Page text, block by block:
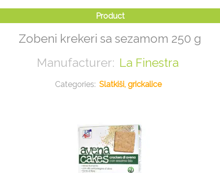
Zobeni krekeri sa sezamom 250 g
La Finestra
Slatkiši, grickalice